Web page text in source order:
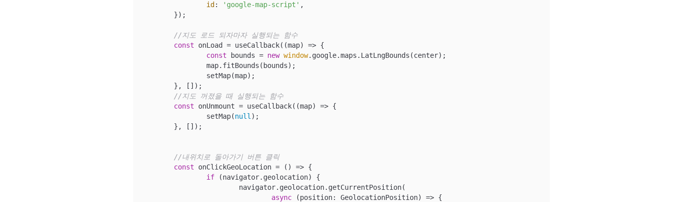
id : 'google-map-script' ,
//지도 로드 되자마자 실행되는 함수
const onLoad = useCallback( (map) => {
const bounds = new window.google.maps.LatLngBounds(center);
//지도 꺼졌을 때 실행되는 함수
const onUnmount = useCallback( (map) => {
		setMap(
null );
//내위치로 돌아가기 버튼 클릭
const onClickGeoLocation = () => {
if (navigator.geolocation) {
async (position: GeolocationPosition) => {